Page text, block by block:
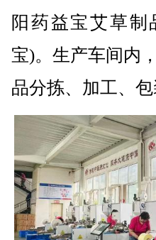
阳药益宝艾草
宝)。生产车间内
品分拣、加工、包